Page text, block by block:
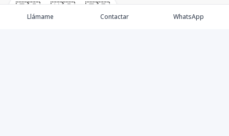
🇪🇸 🇺🇸 🇫🇷
Llámame Contactar WhatsApp